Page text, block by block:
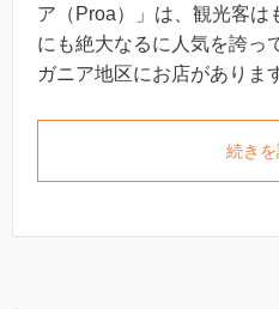
ア（Proa）」は、観光客は
にも絶大なるに人気を誇っ
ガニア地区にお店がありま
続き